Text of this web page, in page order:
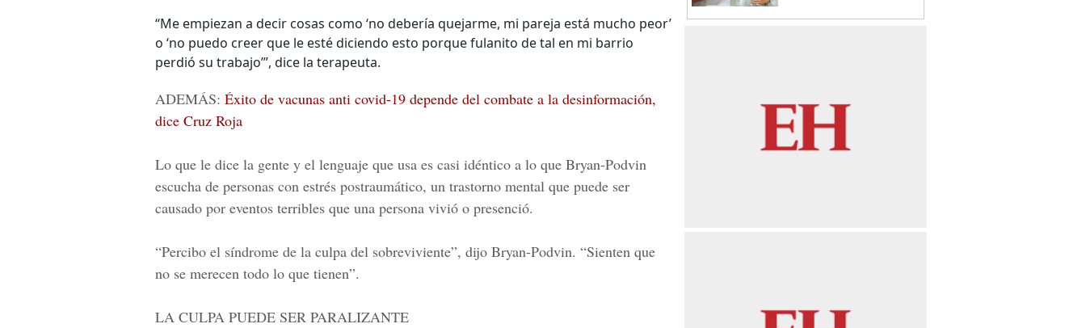
“Me empiezan a decir cosas como ‘no debería quejarme, mi pareja está mucho peor’
o ‘no puedo creer que le esté diciendo esto porque fulanito de tal en mi barrio
perdió su trabajo’”, dice la terapeuta.
ADEMÁS: Éxito de vacunas anti covid-19 depende del combate a la desinformación,
dice Cruz Roja
Lo que le dice la gente y el lenguaje que usa es casi idéntico a lo que Bryan-Podvin
escucha de personas con estrés postraumático, un trastorno mental que puede ser
causado por eventos terribles que una persona vivió o presenció.
“Percibo el síndrome de la culpa del sobreviviente”, dijo Bryan-Podvin. “Sienten que
no se merecen todo lo que tienen”.
LA CULPA PUEDE SER PARALIZANTE